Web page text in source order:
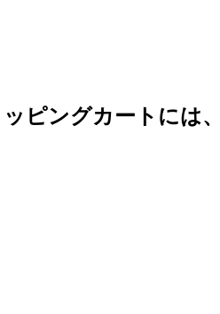
ピングカートには